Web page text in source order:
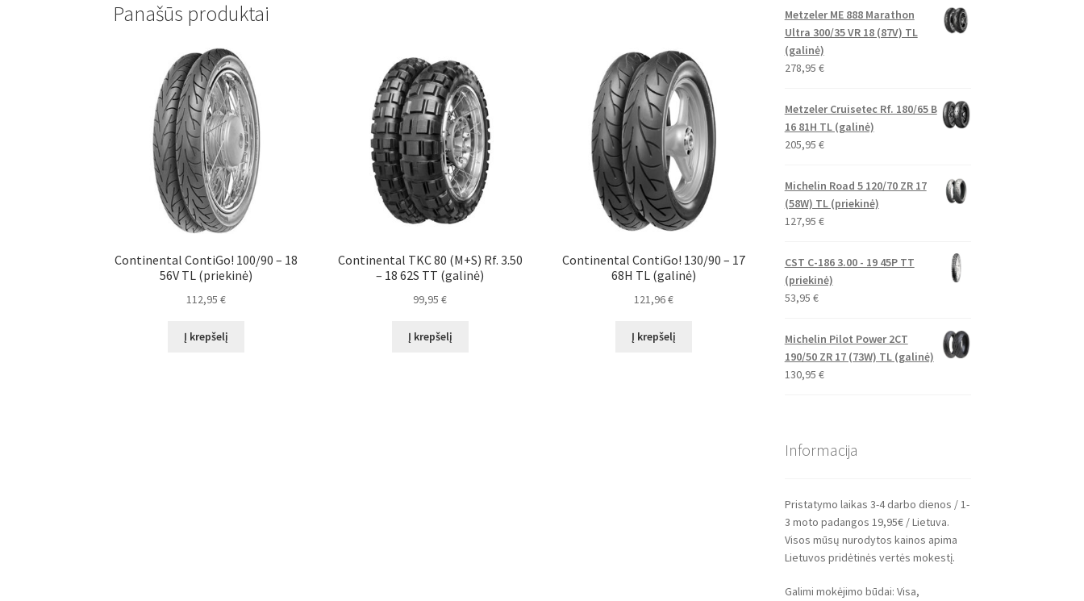
Panašūs produktai
Continental ContiGo! 100/90 – 18
56V TL (priekinė)
112,95€
Į krepšelį
Continental TKC 80 (M+S) Rf. 3.50
– 18 62S TT (galinė)
99,95€
Į krepšelį
Continental ContiGo! 130/90 – 17
68H TL (galinė)
121,96€
Į krepšelį
Metzeler ME 888 Marathon
Ultra 300/35 VR 18 (87V) TL
(galinė)
278,95 €
Metzeler Cruisetec Rf. 180/65 B
16 81H TL (galinė)
205,95 €
Michelin Road 5 120/70 ZR 17
(58W) TL (priekinė)
127,95 €
CST C-186 3.00 - 19 45P TT
(priekinė)
53,95 €
Michelin Pilot Power 2CT
190/50 ZR 17 (73W) TL (galinė)
130,95 €
Informacija
Pristatymo laikas 3-4 darbo dienos / 1-
3 moto padangos 19,95€ / Lietuva.
Visos mūsų nurodytos kainos apima
Lietuvos pridėtinės vertės mokestį.
Galimi mokėjimo būdai: Visa,